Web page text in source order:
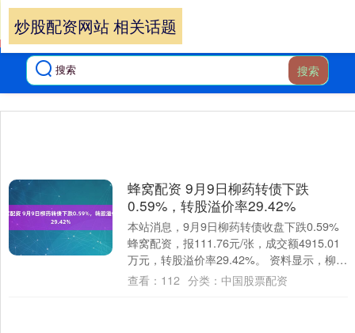
搜索
炒股配资网站 相关话题
蜂窝配资 9月9日柳药转债下跌
0.59%，转股溢价率29.42%
本站消息，9月9日柳药转债收盘下跌0.59%
蜂窝配资，报111.76元/张，成交额4915.01
万元，转股溢价率29.42%。 资料显示，柳药
转债信用级别为“A....
查看： 112 分类： 中国股票配资